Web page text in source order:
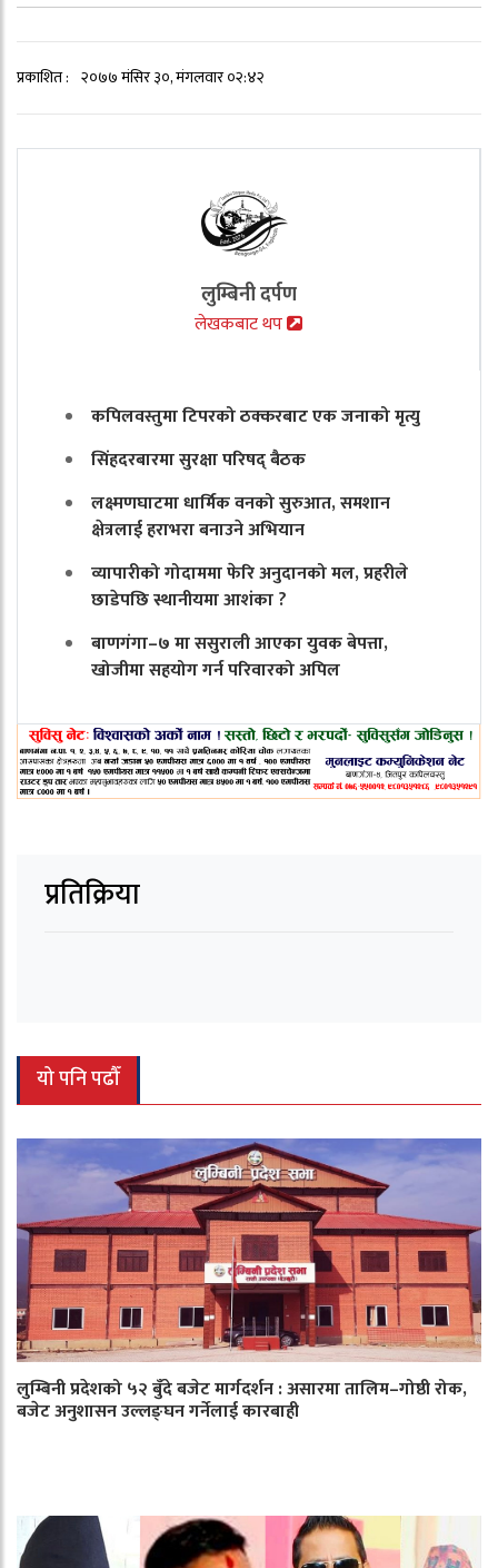
प्रकाशित : २०७७ मंसिर ३०, मंगलवार ०२:४२
लुम्बिनी दर्पण
लेखकबाट थप
कपिलवस्तुमा टिपरको ठक्करबाट एक जनाको मृत्यु
सिंहदरबारमा सुरक्षा परिषद् बैठक
लक्ष्मणघाटमा धार्मिक वनको सुरुआत, समशान
क्षेत्रलाई हराभरा बनाउने अभियान
व्यापारीको गोदाममा फेरि अनुदानको मल, प्रहरीले
छाडेपछि स्थानीयमा आशंका ?
बाणगंगा–७ मा ससुराली आएका युवक बेपत्ता,
खोजीमा सहयोग गर्न परिवारको अपिल
प्रतिक्रिया
यो पनि पढौँ
लुम्बिनी प्रदेशको ५२ बुँदे बजेट मार्गदर्शन : असारमा तालिम–गोष्ठी रोक,
बजेट अनुशासन उल्लङ्घन गर्नेलाई कारबाही